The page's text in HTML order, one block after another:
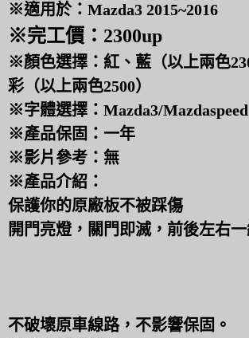
※適用於：Mazda3 2015~2016
※完工價：2300up
※顏色選擇：紅、藍（以上兩色
彩（以上兩色2500）
※字體選擇：Mazda3/Mazdaspeed
※產品保固：一年
※影片參考：無
※產品介紹：
保護你的原廠板不被踩傷
開門亮燈，關門即滅，前後左右一
不破壞原車線路，不影響保固。